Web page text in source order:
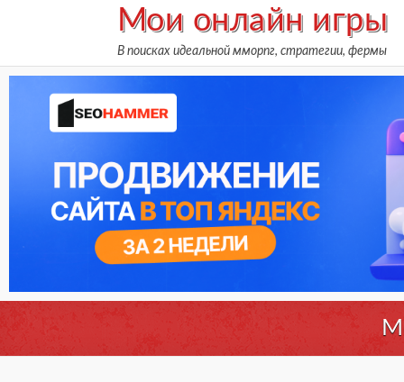
Мои онлайн игры
В поисках идеальной мморпг, стратегии, фермы